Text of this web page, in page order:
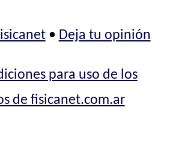
• Deja tu opinión
para uso de los
de fisicanet.com.ar